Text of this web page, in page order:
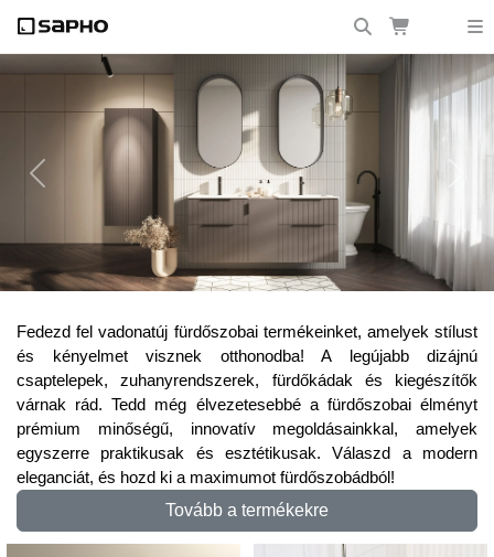
Previous
trendekkel!
Fedezd fel vadonatúj fürdőszobai termékeinket, amelyek stílust
és kényelmet visznek otthonodba! A legújabb dizájnú
csaptelepek, zuhanyrendszerek, fürdőkádak és kiegészítők
várnak rád. Tedd még élvezetesebbé a fürdőszobai élményt
prémium minőségű, innovatív megoldásainkkal, amelyek
egyszerre praktikusak és esztétikusak. Válaszd a modern
eleganciát, és hozd ki a maximumot fürdőszobádból!
Tovább a termékekre